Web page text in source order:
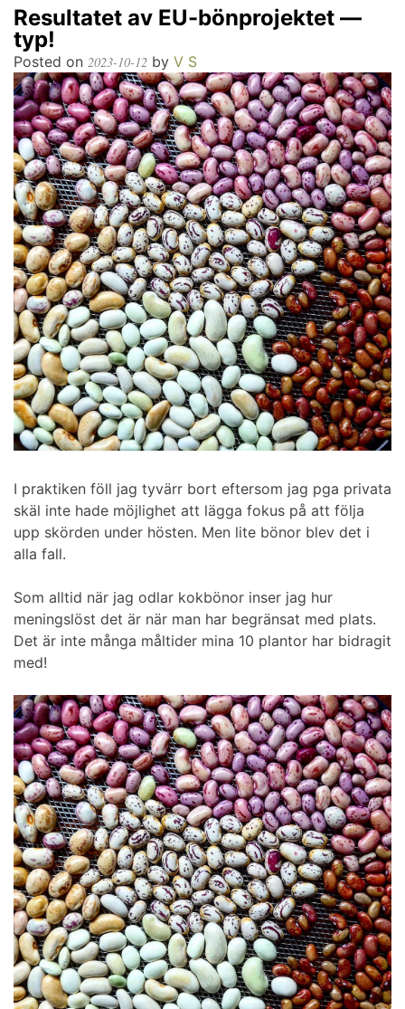
Resultatet av EU-bönprojektet —
typ!
Posted on 2023-10-12 by V S
I praktiken föll jag tyvärr bort eftersom jag pga privata
skäl inte hade möjlighet att lägga fokus på att följa
upp skörden under hösten. Men lite bönor blev det i
alla fall.
Som alltid när jag odlar kokbönor inser jag hur
meningslöst det är när man har begränsat med plats.
Det är inte många måltider mina 10 plantor har bidragit
med!